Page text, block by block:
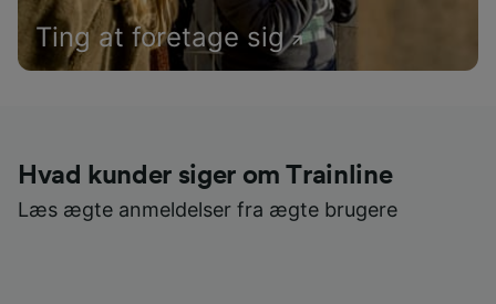
Ting at foretage sig
Hvad kunder siger om Trainline
Læs ægte anmeldelser fra ægte brugere